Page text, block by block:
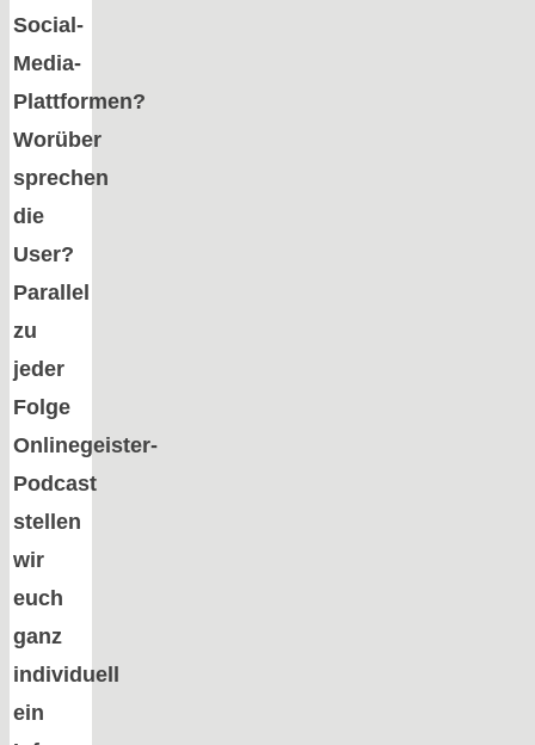
Social-
Media-
Plattformen?
Worüber
sprechen
die
User?
Parallel
zu
jeder
Folge
Onlinegeister-
Podcast
stellen
wir
euch
ganz
individuell
ein